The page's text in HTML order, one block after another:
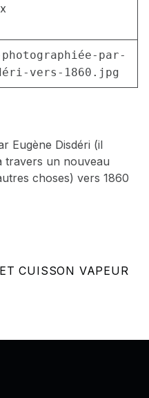
par-
vers-1860.jpg
Eugène Disdéri (il
travers un nouveau
choses) vers 1860
CUISSON VAPEUR